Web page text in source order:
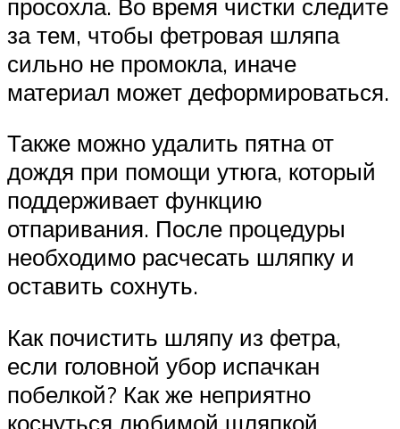
просохла. Во время чистки следите
за тем, чтобы фетровая шляпа
сильно не промокла, иначе
материал может деформироваться.
Также можно удалить пятна от
дождя при помощи утюга, который
поддерживает функцию
отпаривания. После процедуры
необходимо расчесать шляпку и
оставить сохнуть.
Как почистить шляпу из фетра,
если головной убор испачкан
побелкой? Как же неприятно
коснуться любимой шляпкой